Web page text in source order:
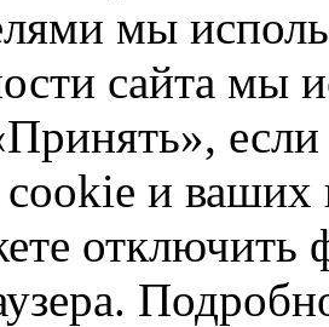
мы
сайта мы
если
cookie и
отключить